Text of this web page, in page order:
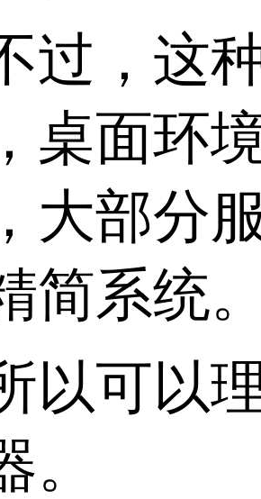
，这种
桌面环
大部分
简系统
可以理
。